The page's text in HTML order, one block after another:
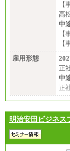
高
中
雇用形態
正
中
正
明治安田ビジネス